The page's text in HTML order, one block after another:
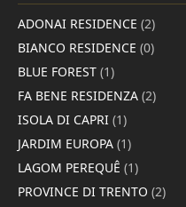
ADONAI RESIDENCE (2)
BIANCO RESIDENCE (0)
BLUE FOREST (1)
FA BENE RESIDENZA (2)
ISOLA DI CAPRI (1)
JARDIM EUROPA (1)
LAGOM PEREQUÊ (1)
PROVINCE DI TRENTO (2)